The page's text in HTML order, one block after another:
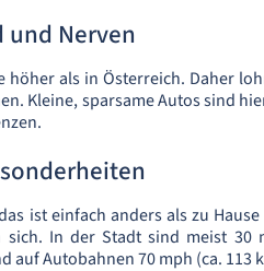
und Nerven
als in Österreich. Daher
Kleine, sparsame Autos sind
ist einfach anders als zu
sich. In der Stadt sind meist 30
auf Autobahnen 70 mph (ca. 113